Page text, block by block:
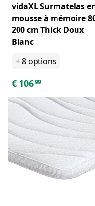
vidaXL Surmatelas
mousse à mémoire
200 cm Thick Doux
Blanc
+8options
€ 10699